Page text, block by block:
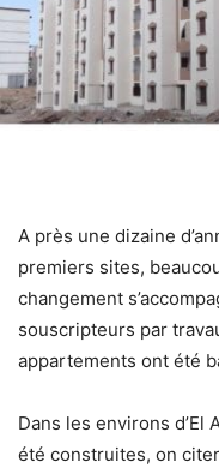
A près une dizaine
premiers sites,
changement
souscripteurs par
appartements ont été
Dans les environs d’El
été construites, on